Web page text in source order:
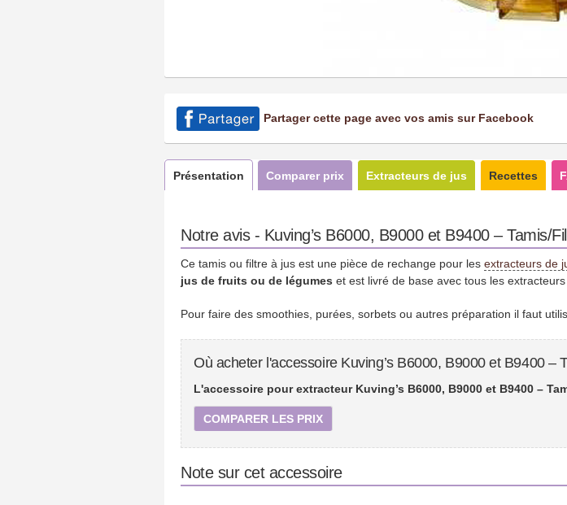
Partager cette page avec vos amis sur Facebook
Présentation Comparer prix Extracteurs de jus Recettes
Notre avis - Kuving’s B6000, B9000 et B9400 – Tamis/
Ce tamis ou filtre à jus est une pièce de rechange pour les extracteurs de
jus de fruits ou de légumes et est livré de base avec tous les extracteurs
Pour faire des smoothies, purées, sorbets ou autres préparation il faut
Où acheter l'accessoire Kuving’s B6000, B9000 et B9400 –
L'accessoire pour extracteur Kuving’s B6000, B9000 et B9400 –
COMPARER LES PRIX
Note sur cet accessoire